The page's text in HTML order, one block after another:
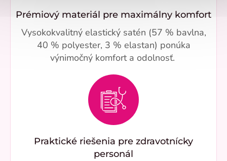
Prémiový materiál pre maximálny komfort
Vysokokvalitný elastický satén (57 % bavlna,
40 % polyester, 3 % elastan) ponúka
výnimočný komfort a odolnosť.
Praktické riešenia pre zdravotnícky
personál